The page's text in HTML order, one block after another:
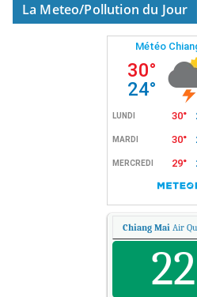
La Meteo/Pollution du Jour
Chiang Mai Air
22